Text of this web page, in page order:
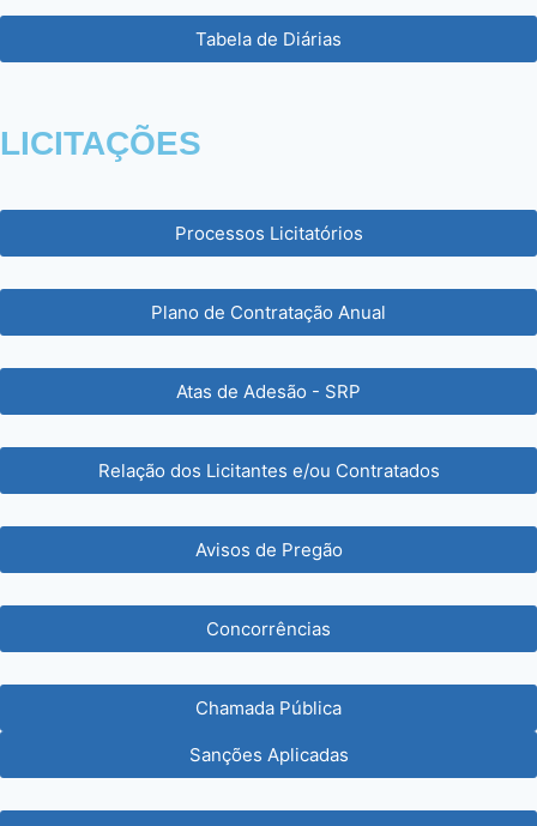
Tabela de Diárias
LICITAÇÕES
Processos Licitatórios
Plano de Contratação Anual
Atas de Adesão - SRP
Relação dos Licitantes e/ou Contratados
Avisos de Pregão
Concorrências
Chamada Pública
Sanções Aplicadas